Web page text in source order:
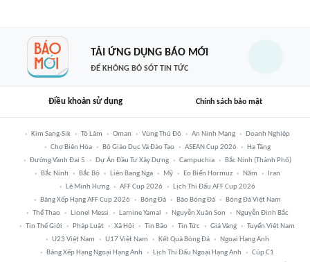
TẢI ỨNG DỤNG BÁO MỚI
ĐỂ KHÔNG BỎ SÓT TIN TỨC
Điều khoản sử dụng Chính sách bảo mật
Kim Sang-Sik Tô Lâm Oman Vùng Thủ Đô An Ninh Mạng
Doanh Nghiệp
Chợ Biên Hòa
Bộ Giáo Dục Và Đào Tạo ASEAN Cup 2026
Hạ Tầng
Đường Vành Đai 5
Dự Án Đầu Tư Xây Dựng Campuchia
Bắc Ninh (thành Phố)
Bắc Ninh
Bắc Bộ Liên Bang Nga Mỹ Eo Biển Hormuz Năm
Iran
Lê Minh Hưng
AFF Cup 2026
Lịch Thi Đấu AFF Cup 2026
Bảng Xếp Hạng AFF Cup 2026
Bóng Đá Báo Bóng Đá
Bóng Đá Việt Nam
Thể Thao
Lionel Messi Lamine Yamal Nguyễn Xuân Son
Nguyễn Đình Bắc
Tin Thế Giới
Pháp Luật Xã Hội Tin Bão Tin Tức Giá Vàng
Tuyển Việt Nam
U23 Việt Nam
U17 Việt Nam Kết Quả Bóng Đá
Ngoại Hạng Anh
Bảng Xếp Hạng Ngoại Hạng Anh
Lịch Thi Đấu Ngoại Hạng Anh
Cúp C1